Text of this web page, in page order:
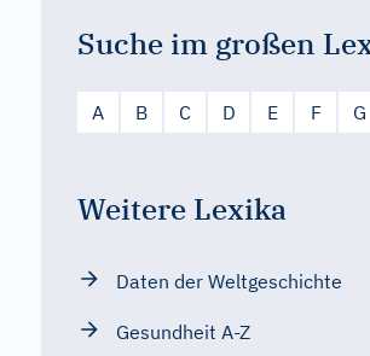
Suche im großen
A B C D E F G
Weitere Lexika
Daten der Weltgeschichte
Gesundheit A-Z